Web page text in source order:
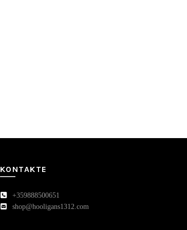
KONTAKTE
+359888500651
shop@hooligans1312.com